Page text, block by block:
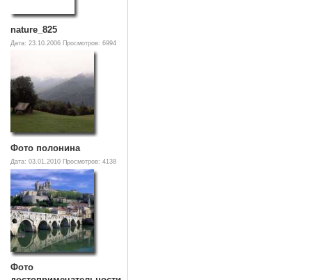
nature_825
Дата: 23.10.2006 Просмотров: 6994
Фото полонина
Дата: 03.01.2010 Просмотров: 4138
Фото